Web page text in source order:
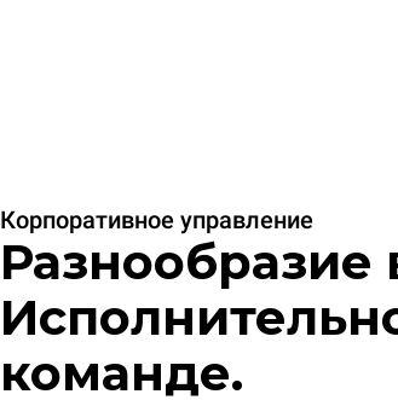
Корпоративное управление
Разнообразие
команде.